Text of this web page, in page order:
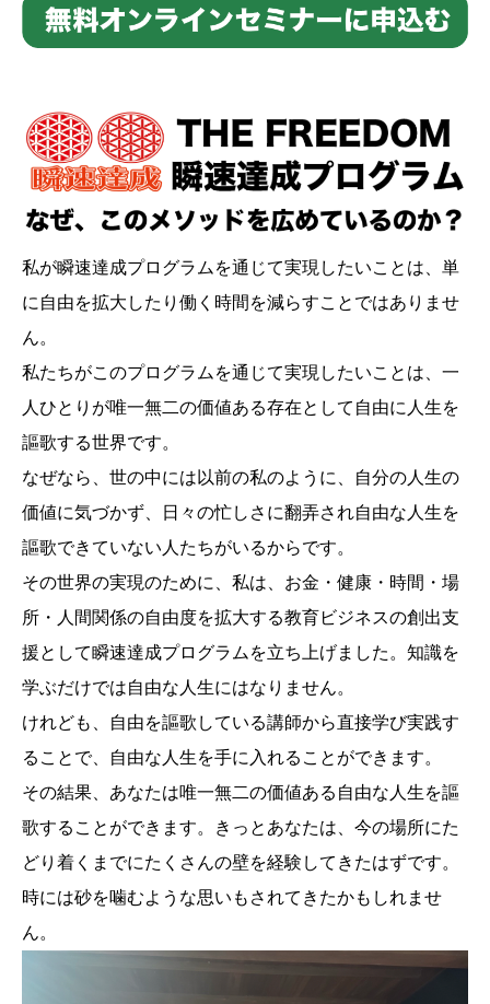
私が瞬速達成プログラムを通じて実現したいことは、単
に自由を拡大したり働く時間を減らすことではありませ
ん。
私たちがこのプログラムを通じて実現したいことは、一
人ひとりが唯一無二の価値ある存在として自由に人生を
謳歌する世界です。
なぜなら、世の中には以前の私のように、自分の人生の
価値に気づかず、日々の忙しさに翻弄され自由な人生を
謳歌できていない人たちがいるからです。
その世界の実現のために、私は、お金・健康・時間・場
所・人間関係の自由度を拡大する教育ビジネスの創出支
援として瞬速達成プログラムを立ち上げました。知識を
学ぶだけでは自由な人生にはなりません。
けれども、自由を謳歌している講師から直接学び実践す
ることで、自由な人生を手に入れることができます。
その結果、あなたは唯一無二の価値ある自由な人生を謳
歌することができます。きっとあなたは、今の場所にた
どり着くまでにたくさんの壁を経験してきたはずです。
時には砂を噛むような思いもされてきたかもしれませ
ん。